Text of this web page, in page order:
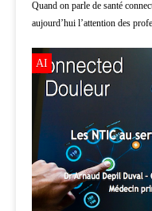
Quand on parle de santé
aujourd’hui l’attention des
AI